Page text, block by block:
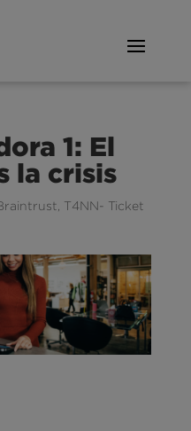
1: El
la crisis
T4NN- Ticket